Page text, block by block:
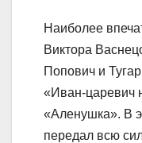
Наиболее
Виктора
Попович и
«Иван-царевич
«Аленушка». В
передал всю